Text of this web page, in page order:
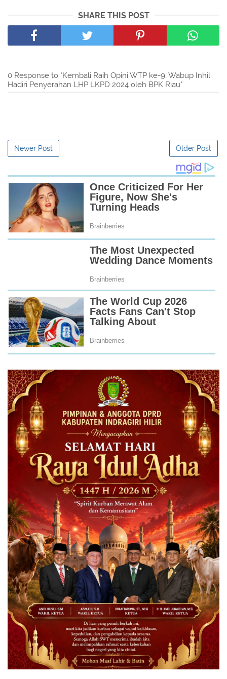
SHARE THIS POST
0 Response to "Kembali Raih Opini WTP ke-9, Wabup Inhil
Hadiri Penyerahan LHP LKPD 2024 oleh BPK Riau"
Newer Post Older Post